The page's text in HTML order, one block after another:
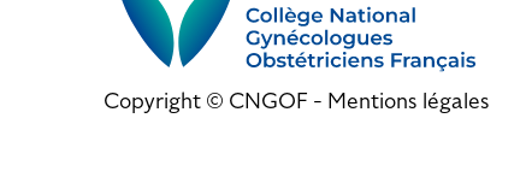
Copyright © CNGOF - Mentions légales